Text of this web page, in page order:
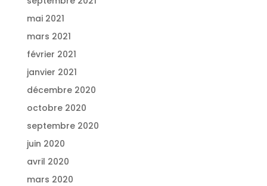
mai 2021
mars 2021
février 2021
janvier 2021
décembre 2020
octobre 2020
septembre 2020
juin 2020
avril 2020
mars 2020